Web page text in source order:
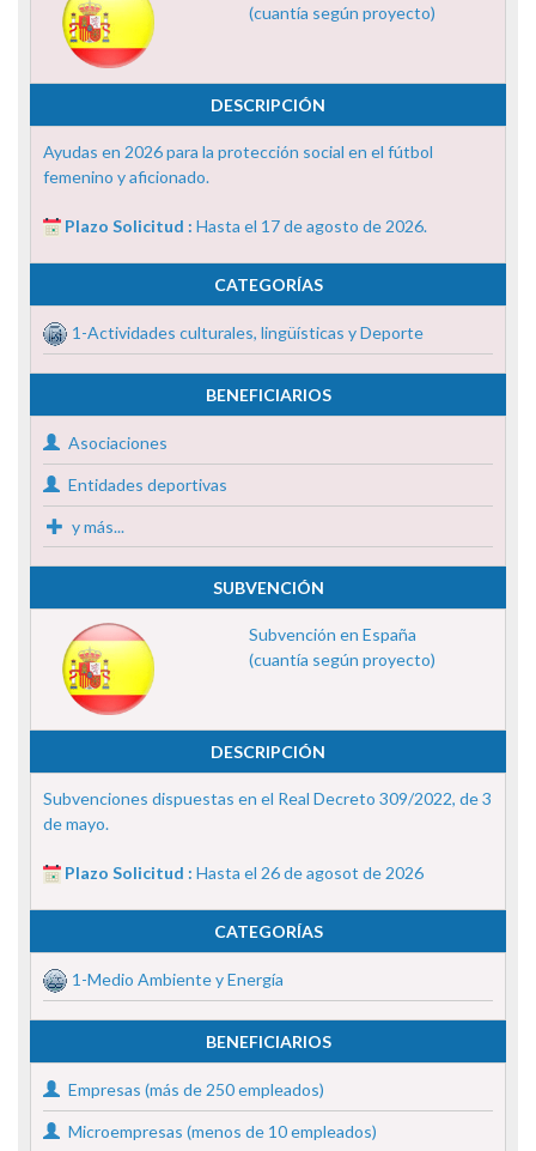
(cuantía según proyecto)
DESCRIPCIÓN
Ayudas en 2026 para la protección social en el fútbol
femenino y aficionado.
Plazo Solicitud : Hasta el 17 de agosto de 2026.
CATEGORÍAS
1-Actividades culturales, lingüísticas y Deporte
BENEFICIARIOS
Asociaciones
Entidades deportivas
y más...
SUBVENCIÓN
Subvención en España
(cuantía según proyecto)
DESCRIPCIÓN
Subvenciones dispuestas en el Real Decreto 309/2022, de 3
de mayo.
Plazo Solicitud : Hasta el 26 de agosot de 2026
CATEGORÍAS
1-Medio Ambiente y Energía
BENEFICIARIOS
Empresas (más de 250 empleados)
Microempresas (menos de 10 empleados)